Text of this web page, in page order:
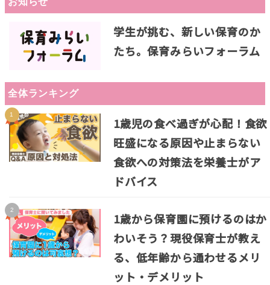
学生が挑む、新しい保育のか
たち。保育みらいフォーラム
全体ランキング
1歳児の食べ過ぎが心配！食欲
旺盛になる原因や止まらない
食欲への対策法を栄養士がア
ドバイス
1歳から保育園に預けるのはか
わいそう？現役保育士が教え
る、低年齢から通わせるメリ
ット・デメリット